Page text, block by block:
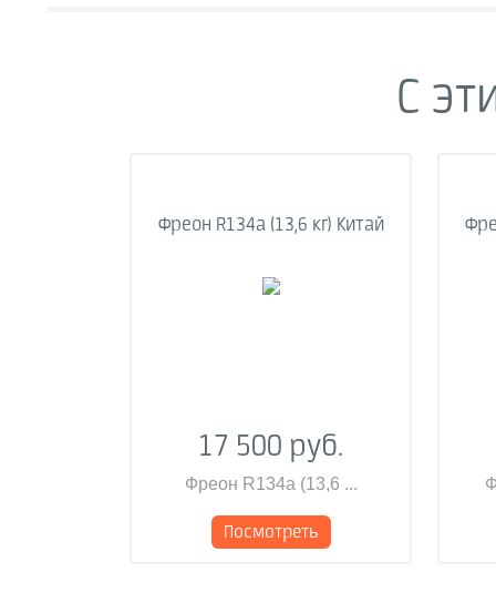
С
Фреон R134a (13,6 кг) Китай
17 500 руб.
Фреон R134a (13,6 ...
Посмотреть